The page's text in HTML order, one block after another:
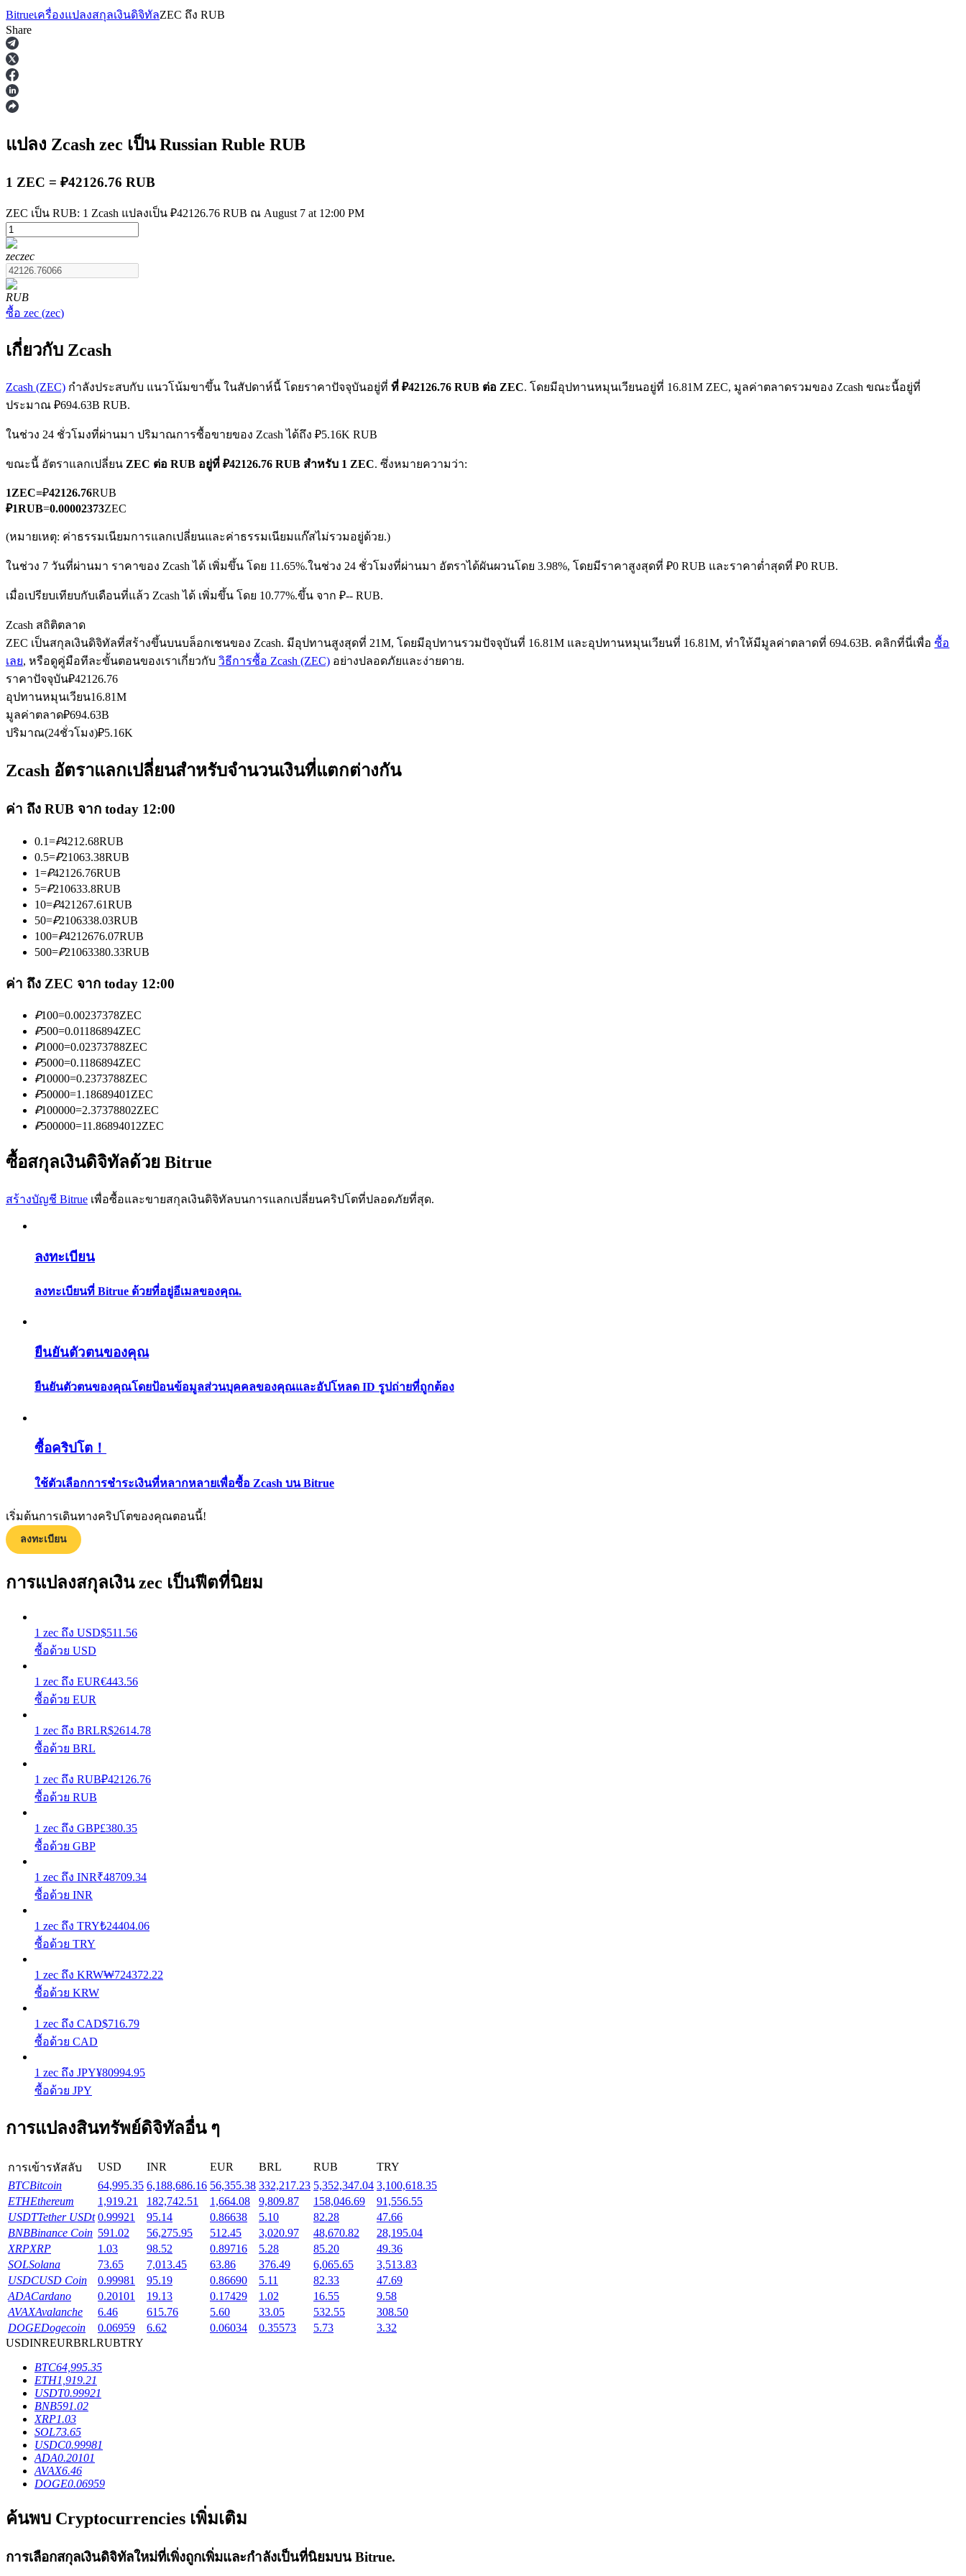
ฟิวเจอร์ส
ฟิวเจอร์ส COIN-M
ฟิวเจอร์สสกุลเงินดิจิทัล
ฟิวเจอร์ส USDC
ฟิวเจอร์สที่ใช้ USDC เป็นหลักประกัน
คัดลอกการซื้อขาย
เข้าร่วมกับเทรดเดอร์ชั้นนำ
เป็นเทรดเดอร์คัดลอก
เพลิดเพลินกับการแบ่งปันผลกำไรและค่าคอมมิชชั่นการคัดลอกการซื้อขาย
คู่มือเริ่มต้นฟิวเจอร์ส
เรียนรู้วิธีการรักษาผลกำไร
ได้รับ
รับรางวัลการแข่งขันทุกวัน
การปักหลัก
ผลตอบแทนสูงและเข้าถึงได้ทันที
Launchpool
การเซ้งแบบยืดหยุ่นเพื่อรับโทเคนยอดนิยม
การล็อค BTR
การลงทุนพิเศษสำหรับผู้ถือ BTR
Bitrueเครื่องแปลงสกุลเงินดิจิทัลZEC ถึง RUB
Share
แปลง Zcash zec เป็น Russian Ruble RUB
1 ZEC = ₽42126.76 RUB
ZEC เป็น RUB: 1 Zcash แปลงเป็น ₽42126.76 RUB ณ August 7 at 12:00 PM
zeczec
RUB
ซื้อ zec (zec)
เกี่ยวกับ Zcash
Zcash (ZEC) กำลังประสบกับ แนวโน้มขาขึ้น ในสัปดาห์นี้ โดยราคาปัจจุบันอยู่ที่ ที่ ₽42126.76 RUB ต่อ ZEC. โดยมีอุปทานหมุนเวียนอยู่ที่ 16.81M ZEC, มูลค่าตลาดรวมของ Zcash ขณะนี้อยู่ที่
ประมาณ ₽694.63B RUB.
ในช่วง 24 ชั่วโมงที่ผ่านมา ปริมาณการซื้อขายของ Zcash ได้ถึง ₽5.16K RUB
ขณะนี้ อัตราแลกเปลี่ยน ZEC ต่อ RUB อยู่ที่ ₽42126.76 RUB สำหรับ 1 ZEC. ซึ่งหมายความว่า:
1ZEC=₽42126.76RUB
₽1RUB=0.00002373ZEC
(หมายเหตุ: ค่าธรรมเนียมการแลกเปลี่ยนและค่าธรรมเนียมแก๊สไม่รวมอยู่ด้วย.)
ในช่วง 7 วันที่ผ่านมา ราคาของ Zcash ได้ เพิ่มขึ้น โดย 11.65%.ในช่วง 24 ชั่วโมงที่ผ่านมา อัตราได้ผันผวนโดย 3.98%, โดยมีราคาสูงสุดที่ ₽0 RUB และราคาต่ำสุดที่ ₽0 RUB.
เมื่อเปรียบเทียบกับเดือนที่แล้ว Zcash ได้ เพิ่มขึ้น โดย 10.77%.ขึ้น จาก ₽-- RUB.
Zcash สถิติตลาด
ZEC เป็นสกุลเงินดิจิทัลที่สร้างขึ้นบนบล็อกเชนของ Zcash. มีอุปทานสูงสุดที่ 21M, โดยมีอุปทานรวมปัจจุบันที่ 16.81M และอุปทานหมุนเวียนที่ 16.81M, ทำให้มีมูลค่าตลาดที่ 694.63B. คลิกที่นี่เพื่อ ซื้อ
เลย, หรือดูคู่มือทีละขั้นตอนของเราเกี่ยวกับ วิธีการซื้อ Zcash (ZEC) อย่างปลอดภัยและง่ายดาย.
ราคาปัจจุบัน₽42126.76
อุปทานหมุนเวียน16.81M
มูลค่าตลาด₽694.63B
ปริมาณ(24ชั่วโมง)₽5.16K
Zcash อัตราแลกเปลี่ยนสำหรับจำนวนเงินที่แตกต่างกัน
ค่า ถึง RUB จาก today 12:00
0.1=₽4212.68RUB
0.5=₽21063.38RUB
1=₽42126.76RUB
5=₽210633.8RUB
10=₽421267.61RUB
50=₽2106338.03RUB
100=₽4212676.07RUB
500=₽21063380.33RUB
ค่า ถึง ZEC จาก today 12:00
₽100=0.00237378ZEC
₽500=0.01186894ZEC
₽1000=0.02373788ZEC
₽5000=0.1186894ZEC
₽10000=0.2373788ZEC
₽50000=1.18689401 ZEC
₽100000=2.37378802ZEC
₽500000=11.86894012ZEC
ซื้อสกุลเงินดิจิทัลด้วย Bitrue
สร้างบัญชี Bitrue เพื่อซื้อและขายสกุลเงินดิจิทัลบนการแลกเปลี่ยนคริปโตที่ปลอดภัยที่สุด.
ลงทะเบียน
ลงทะเบียนที่ Bitrue ด้วยที่อยู่อีเมลของคุณ.
ยืนยันตัวตนของคุณ
ยืนยันตัวตนของคุณโดยป้อนข้อมูลส่วนบุคคลของคุณและอัปโหลด ID รูปถ่ายที่ถูกต้อง
ซื้อคริปโต！
ใช้ตัวเลือกการชำระเงินที่หลากหลายเพื่อซื้อ Zcash บน Bitrue
เริ่มต้นการเดินทางคริปโตของคุณตอนนี้!
ลงทะเบียน
การแปลงสกุลเงิน zec เป็นฟีตที่นิยม
1 zec ถึง USD$511.56
ซื้อด้วย USD
1 zec ถึง EUR€443.56
ซื้อด้วย EUR
1 zec ถึง BRLR$2614.78
ซื้อด้วย BRL
1 zec ถึง RUB₽42126.76
ซื้อด้วย RUB
1 zec ถึง GBP£380.35
ซื้อด้วย GBP
1 zec ถึง INR₹48709.34
ซื้อด้วย INR
1 zec ถึง TRY₺24404.06
ซื้อด้วย TRY
1 zec ถึง KRW₩724372.22
ซื้อด้วย KRW
1 zec ถึง CAD$716.79
ซื้อด้วย CAD
1 zec ถึง JPY¥80994.95
ซื้อด้วย JPY
การแปลงสินทรัพย์ดิจิทัลอื่น ๆ
การเข้ารหัสลับ USD INR EUR BRL RUB
TRY
BTCBitcoin 64,995.35 6,188,686.16 56,355.38 332,217.23 5,352,347.04 3,100,618.35
ETHEthereum 1,919.21 182,742.51 1,664.08 9,809.87 158,046.69
91,556.55
USDTTether USDt 0.99921 95.14 0.86638 5.10 82.28
47.66
BNBBinance Coin 591.02 56,275.95 512.45 3,020.97 48,670.82
28,195.04
XRPXRP 1.03 98.52 0.89716 5.28 85.20
49.36
SOLSolana 73.65 7,013.45 63.86 376.49 6,065.65
3,513.83
USDCUSD Coin 0.99981 95.19 0.86690 5.11 82.33
47.69
ADACardano 0.20101 19.13 0.17429 1.02 16.55
9.58
AVAXAvalanche 6.46 615.76 5.60 33.05 532.55
308.50
DOGEDogecoin 0.06959 6.62 0.06034 0.35573 5.73
3.32
USDINREURBRLRUBTRY
BTC64,995.35
ETH1,919.21
USDT0.99921
BNB591.02
XRP1.03
SOL73.65
USDC0.99981
ADA0.20101
AVAX6.46
DOGE0.06959
ค้นพบ Cryptocurrencies เพิ่มเติม
การเลือกสกุลเงินดิจิทัลใหม่ที่เพิ่งถูกเพิ่มและกำลังเป็นที่นิยมบน Bitrue.